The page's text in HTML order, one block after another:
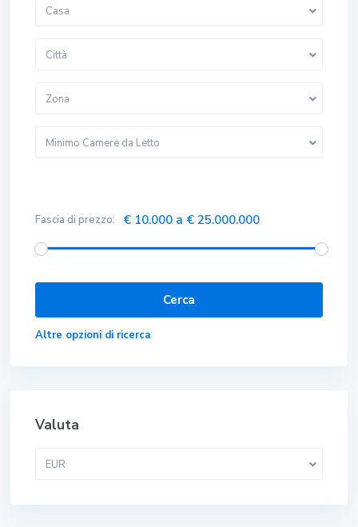
Casa
Città
Zona
Minimo Camere da Letto
Fascia di prezzo: € 10.000 a € 25.000.000
Altre opzioni di ricerca
Valuta
EUR